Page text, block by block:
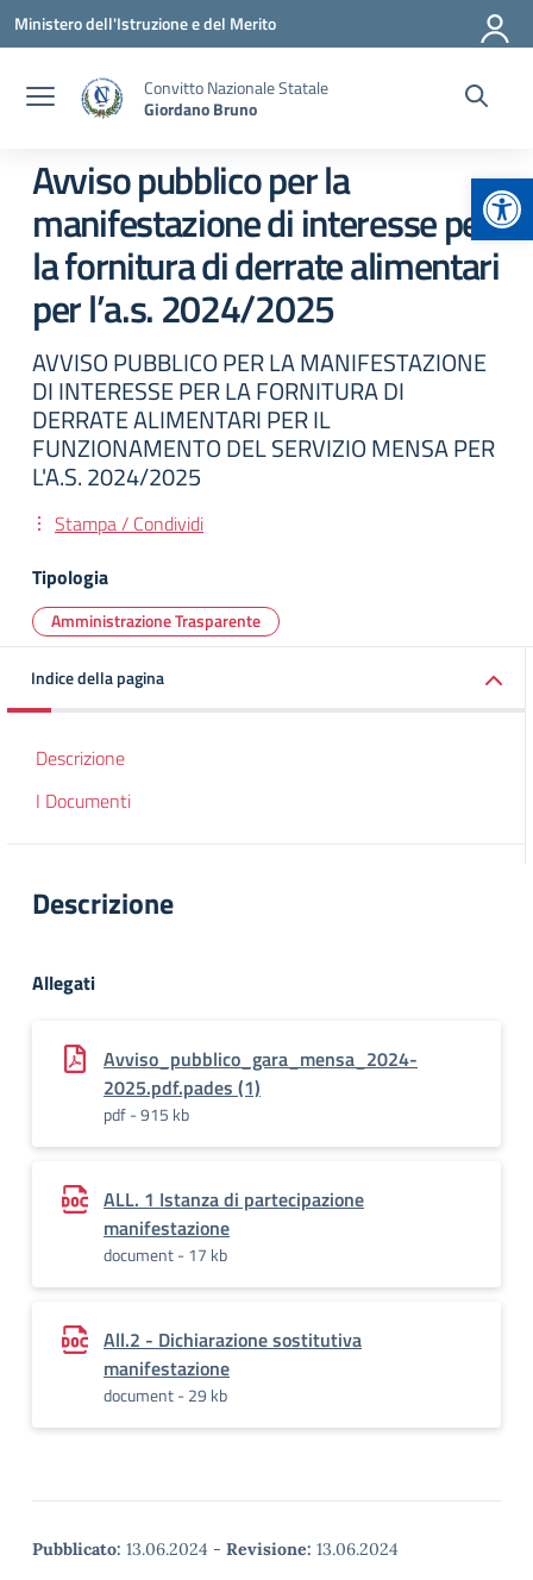
Vai ai contenuti
Vai al menu di navigazione
Vai al footer
Ministero dell'Istruzione e del Merito
Convitto Nazionale Statale
Giordano Bruno
Avviso pubblico per la
manifestazione di interesse per
la fornitura di derrate alimentari
per l’a.s. 2024/2025
AVVISO PUBBLICO PER LA MANIFESTAZIONE
DI INTERESSE PER LA FORNITURA DI
DERRATE ALIMENTARI PER IL
FUNZIONAMENTO DEL SERVIZIO MENSA PER
L'A.S. 2024/2025
Stampa / Condividi
Tipologia
Amministrazione Trasparente
Indice della pagina
Descrizione
I Documenti
Descrizione
Allegati
Avviso_pubblico_gara_mensa_2024-
2025.pdf.pades (1)
pdf - 915 kb
ALL. 1 Istanza di partecipazione
manifestazione
document - 17 kb
All.2 - Dichiarazione sostitutiva
manifestazione
document - 29 kb
Pubblicato: 13.06.2024 - Revisione: 13.06.2024